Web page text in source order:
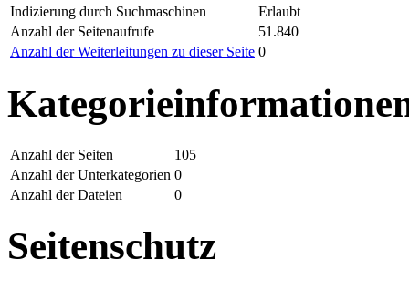
Indizierung durch Suchmaschinen
Erlaubt
Anzahl der Seitenaufrufe
51.840
Anzahl der Weiterleitungen zu dieser Seite 0
Anzahl der Seiten
105
Anzahl der Unterkategorien 0
Anzahl der Dateien
0
Seitenschutz